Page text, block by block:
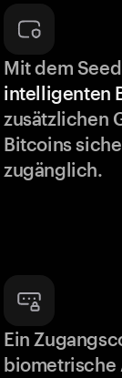
Mit dem
intelligenten
zusätzlichen
Bitcoins
zugänglich.
Ein
biometrische